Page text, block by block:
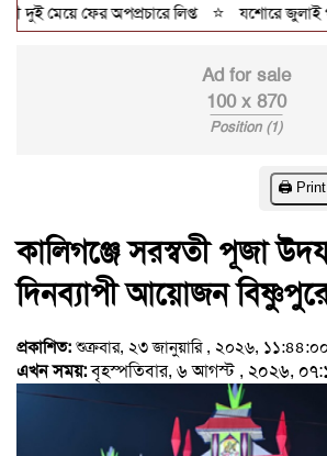
মেয়ে ফের অপপ্রচারে লিপ্ত ⭐ যশোরে জুলাই
Ad for sale
100 x 870
Position (1)
🖨️ Print
কালিগঞ্জে সরস্বতী পূজা
দিনব্যাপী আয়োজন
প্রকাশিত: শুক্রবার, ২৩ জানুয়ারি , ২০২৬,
এখন সময়:বৃহস্পতিবার, ৬ আগস্ট , ২০২৬,